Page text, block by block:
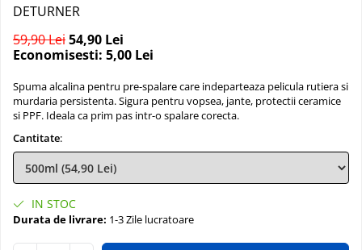
DETURNER
59,90 Lei54,90 Lei
Economisesti: 5,00 Lei
Spuma alcalina pentru pre-spalare care indeparteaza pelicula rutiera si
murdaria persistenta. Sigura pentru vopsea, jante, protectii ceramice
si PPF. Ideala ca prim pas intr-o spalare corecta.
Cantitate:
IN STOC
Durata de livrare: 1-3 Zile lucratoare